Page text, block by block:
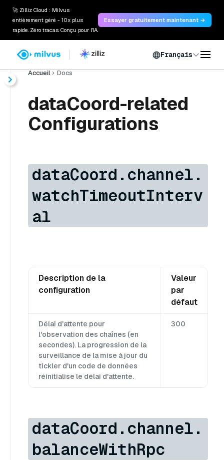
🚀 Zilliz Cloud : Milvus
entièrement géré - 10x plus
rapide. Zéro tracas. Conçu pour l'IA.
Essayer gratuitement maintenant →
Français
Accueil Docs
dataCoord-related
Configurations
dataCoord.channel.
watchTimeoutInterv
al
Description de la
configuration
Valeur
par
défaut
Délai d'attente pour
l'observation des chaînes (en
secondes). La progression de la
surveillance de la mise à jour du
tickler d'un code de données
réinitialise le délai d'attente.
300
dataCoord.channel.
balanceWithRpc